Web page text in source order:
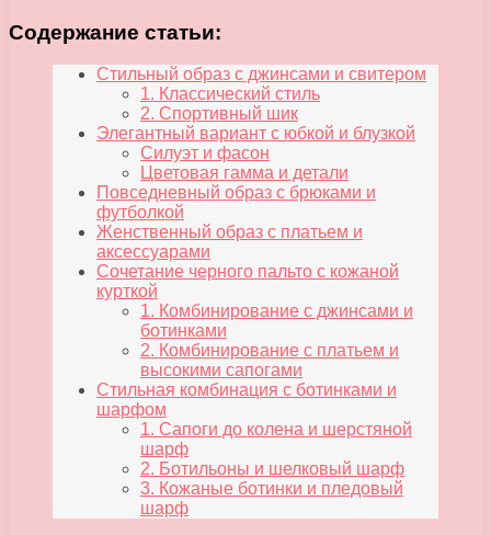
Содержание статьи:
Стильный образ с джинсами и свитером
1. Классический стиль
2. Спортивный шик
Элегантный вариант с юбкой и блузкой
Силуэт и фасон
Цветовая гамма и детали
Повседневный образ с брюками и
футболкой
Женственный образ с платьем и
аксессуарами
Сочетание черного пальто с кожаной
курткой
1. Комбинирование с джинсами и
ботинками
2. Комбинирование с платьем и
высокими сапогами
Стильная комбинация с ботинками и
шарфом
1. Сапоги до колена и шерстяной
шарф
2. Ботильоны и шелковый шарф
3. Кожаные ботинки и пледовый
шарф